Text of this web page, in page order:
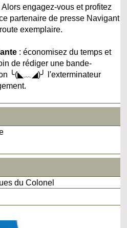
engagez-vous et profitez
partenaire de presse Navigant
exemplaire.
: économisez du temps et
de rédiger une bande-
╰(◣﹏◢)╯ l'exterminateur
du Colonel